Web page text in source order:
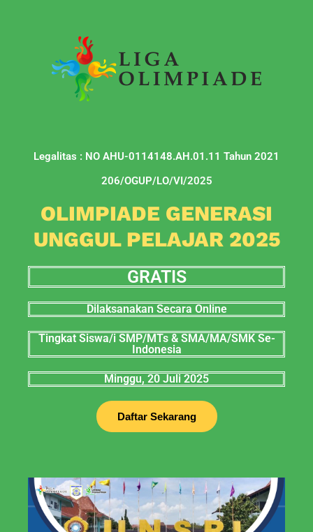
Legalitas : NO AHU-0114148.AH.01.11 Tahun 2021
206/OGUP/LO/VI/2025
OLIMPIADE GENERASI
UNGGUL PELAJAR 2025
GRATIS
Dilaksanakan Secara Online
Tingkat Siswa/i SMP/MTs & SMA/MA/SMK Se-
Indonesia
Minggu, 20 Juli 2025
Daftar Sekarang